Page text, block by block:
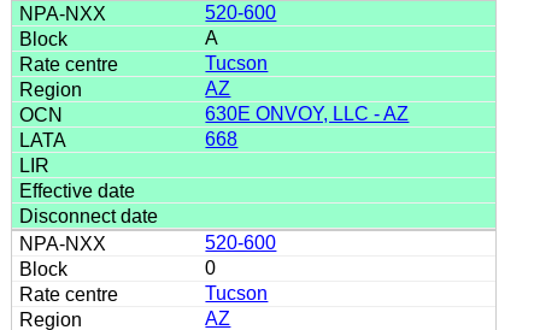
520-600
A
Tucson
AZ
630E ONVOY, LLC - AZ
668
520-600
0
Tucson
AZ